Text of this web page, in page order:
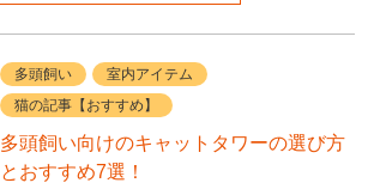
多頭飼い
室内アイテム
猫の記事【おすすめ】
多頭飼い向けのキャットタワーの選び方
とおすすめ7選！